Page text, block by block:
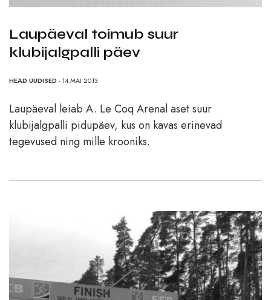
Laupäeval toimub suur
klubijalgpalli päev
HEAD UUDISED - 14.MAI 2013
Laupäeval leiab A. Le Coq Arenal aset suur
klubijalgpalli pidupäev, kus on kavas erinevad
tegevused ning mille krooniks.